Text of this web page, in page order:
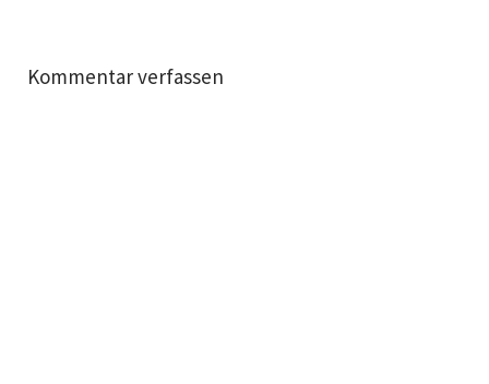
Kommentar verfassen